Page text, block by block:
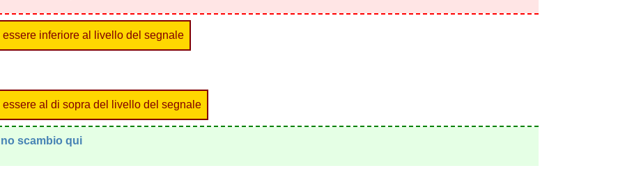
essere inferiore al livello del segnale
essere al di sopra del livello del segnale
scambio qui